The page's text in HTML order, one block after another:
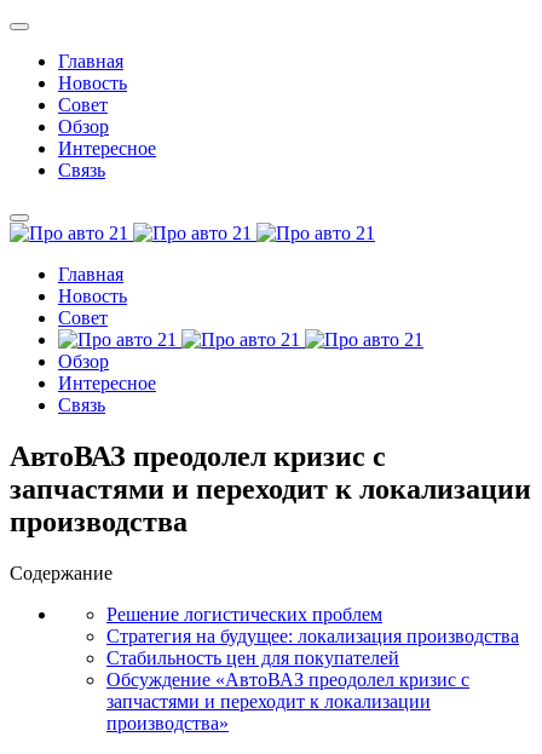
Главная
Новость
Совет
Обзор
Интересное
Связь
Главная
Новость
Совет
Обзор
Интересное
Связь
АвтоВАЗ преодолел кризис с
запчастями и переходит к локализации
производства
Содержание
Решение логистических проблем
Стратегия на будущее: локализация производства
Стабильность цен для покупателей
Обсуждение «АвтоВАЗ преодолел кризис с
запчастями и переходит к локализации
производства»